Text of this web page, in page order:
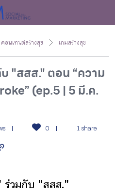
คอนเทนต์สร้างสุข เกมสร้างสุข
"สสส." ตอน “ความ
(ep.5 | 5 มี.ค.
0 1 share
ร่วมกับ "สสส."